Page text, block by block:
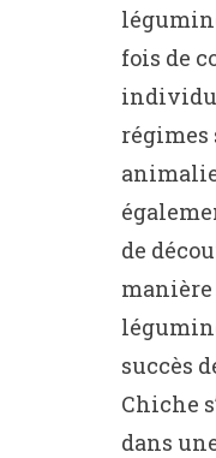
fois de
régimes
de
manière
succès
Chiche
dans